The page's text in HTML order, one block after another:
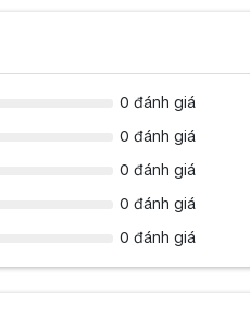
0 đánh giá
0 đánh giá
0 đánh giá
0 đánh giá
0 đánh giá